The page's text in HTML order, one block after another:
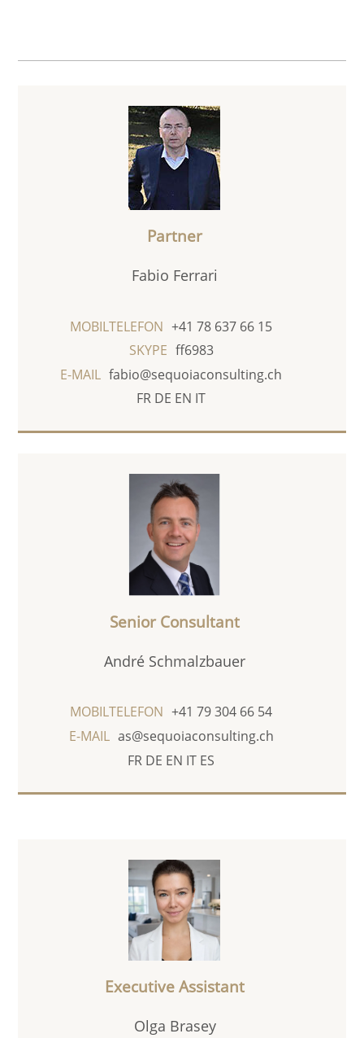
Partner
Fabio Ferrari
MOBILTELEFON +41 78 637 66 15
SKYPE ff6983
E-MAIL fabio@sequoiaconsulting.ch
FR DE EN IT
Senior Consultant
André Schmalzbauer
MOBILTELEFON +41 79 304 66 54
E-MAIL as@sequoiaconsulting.ch
FR DE EN IT ES
Executive Assistant
Olga Brasey